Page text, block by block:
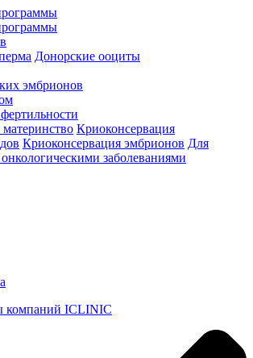
Донорские ооциты
эмбрионов
Криоконсервация
Криоконсервация эмбрионов Для
заболеваниями
компаний ICLINIC